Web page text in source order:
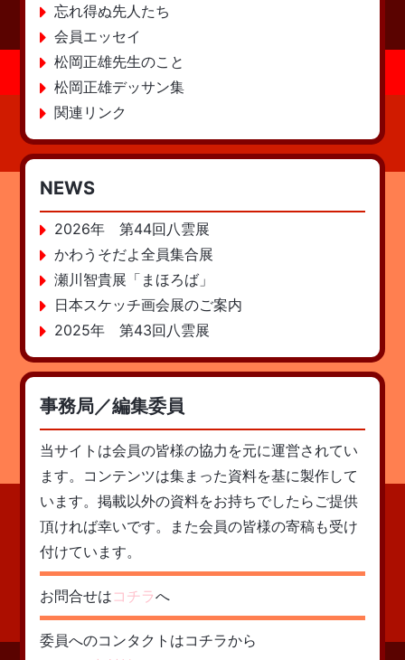
忘れ得ぬ先人たち
会員エッセイ
松岡正雄先生のこと
松岡正雄デッサン集
関連リンク
NEWS
2026年 第44回八雲展
かわうそだよ全員集合展
瀬川智貴展「まほろば」
日本スケッチ画会展のご案内
2025年 第43回八雲展
事務局／編集委員
当サイトは会員の皆様の協力を元に運営されてい
ます。コンテンツは集まった資料を基に製作して
います。掲載以外の資料をお持ちでしたらご提供
頂ければ幸いです。また会員の皆様の寄稿も受け
付けています。
お問合せは コチラへ
委員へのコンタクトはコチラから